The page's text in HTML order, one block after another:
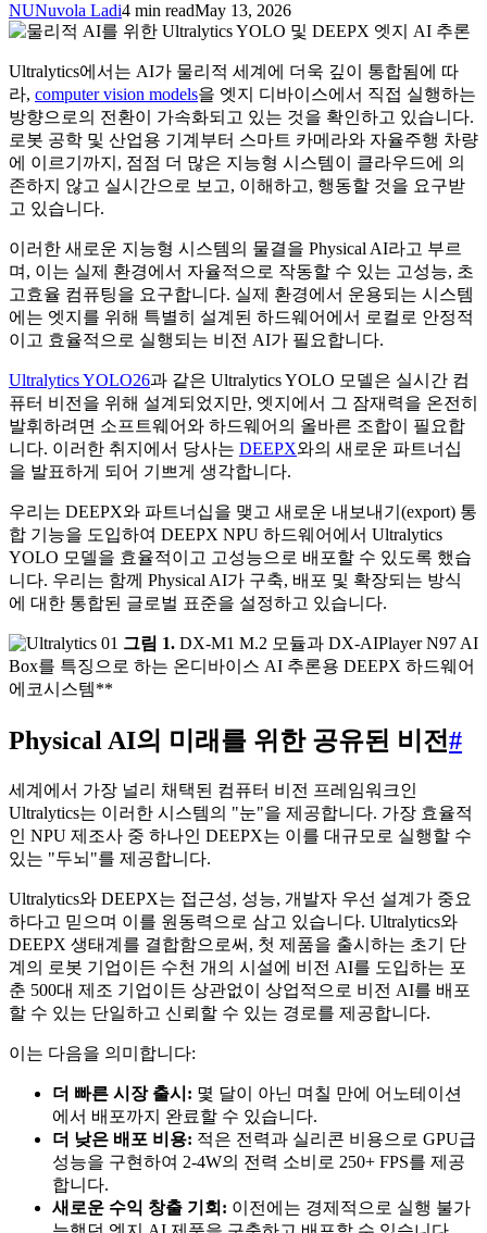
NUNuvola Ladi4 min readMay 13, 2026
Ultralytics에서는 AI가 물리적 세계에 더욱 깊이 통합됨에 따
라, computer vision models을 엣지 디바이스에서 직접 실행하는
방향으로의 전환이 가속화되고 있는 것을 확인하고 있습니다.
로봇 공학 및 산업용 기계부터 스마트 카메라와 자율주행 차량
에 이르기까지, 점점 더 많은 지능형 시스템이 클라우드에 의
존하지 않고 실시간으로 보고, 이해하고, 행동할 것을 요구받
고 있습니다.
이러한 새로운 지능형 시스템의 물결을 Physical AI라고 부르
며, 이는 실제 환경에서 자율적으로 작동할 수 있는 고성능, 초
고효율 컴퓨팅을 요구합니다. 실제 환경에서 운용되는 시스템
에는 엣지를 위해 특별히 설계된 하드웨어에서 로컬로 안정적
이고 효율적으로 실행되는 비전 AI가 필요합니다.
Ultralytics YOLO26과 같은 Ultralytics YOLO 모델은 실시간 컴
퓨터 비전을 위해 설계되었지만, 엣지에서 그 잠재력을 온전히
발휘하려면 소프트웨어와 하드웨어의 올바른 조합이 필요합
니다. 이러한 취지에서 당사는 DEEPX와의 새로운 파트너십
을 발표하게 되어 기쁘게 생각합니다.
우리는 DEEPX와 파트너십을 맺고 새로운 내보내기(export) 통
합 기능을 도입하여 DEEPX NPU 하드웨어에서 Ultralytics
YOLO 모델을 효율적이고 고성능으로 배포할 수 있도록 했습
니다. 우리는 함께 Physical AI가 구축, 배포 및 확장되는 방식
에 대한 통합된 글로벌 표준을 설정하고 있습니다.
그림 1. DX-M1 M.2 모듈과 DX-AIPlayer N97 AI
Box를 특징으로 하는 온디바이스 AI 추론용 DEEPX 하드웨어
에코시스템**
Physical AI의 미래를 위한 공유된 비전#
세계에서 가장 널리 채택된 컴퓨터 비전 프레임워크인
Ultralytics는 이러한 시스템의 "눈"을 제공합니다. 가장 효율적
인 NPU 제조사 중 하나인 DEEPX는 이를 대규모로 실행할 수
있는 "두뇌"를 제공합니다.
Ultralytics와 DEEPX는 접근성, 성능, 개발자 우선 설계가 중요
하다고 믿으며 이를 원동력으로 삼고 있습니다. Ultralytics와
DEEPX 생태계를 결합함으로써, 첫 제품을 출시하는 초기 단
계의 로봇 기업이든 수천 개의 시설에 비전 AI를 도입하는 포
춘 500대 제조 기업이든 상관없이 상업적으로 비전 AI를 배포
할 수 있는 단일하고 신뢰할 수 있는 경로를 제공합니다.
이는 다음을 의미합니다:
더 빠른 시장 출시: 몇 달이 아닌 며칠 만에 어노테이션
에서 배포까지 완료할 수 있습니다.
더 낮은 배포 비용: 적은 전력과 실리콘 비용으로 GPU급
성능을 구현하여 2-4W의 전력 소비로 250+ FPS를 제공
합니다.
새로운 수익 창출 기회: 이전에는 경제적으로 실행 불가